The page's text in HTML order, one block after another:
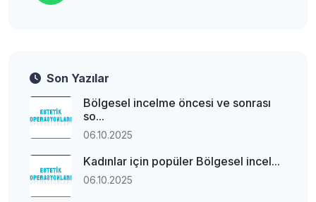
Son Yazılar
Bölgesel incelme öncesi ve sonrası
so...
06.10.2025
Kadınlar için popüler Bölgesel incel...
06.10.2025